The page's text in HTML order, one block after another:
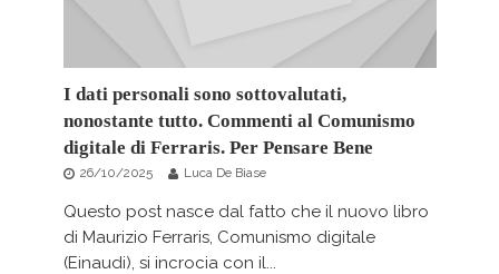
I dati personali sono sottovalutati,
nonostante tutto. Commenti al Comunismo
digitale di Ferraris. Per Pensare Bene
26/10/2025 Luca De Biase
Questo post nasce dal fatto che il nuovo libro
di Maurizio Ferraris, Comunismo digitale
(Einaudi), si incrocia con il...